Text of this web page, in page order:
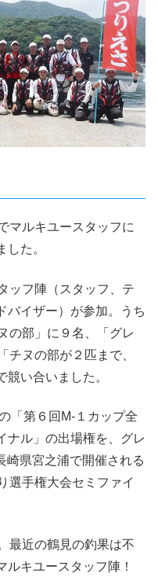
マルキユースタッフに
た。
ッフ陣（スタッフ、テ
バイザー）が参加。うち
の部」に９名、「グレ
チヌの部が２匹まで、
い合いました。
「第６回M-１カップ全
ナル」の出場権を、グレ
崎県宮之浦で開催される
選手権大会セミファイ
最近の鶴見の釣果は不
ルキユースタッフ陣！